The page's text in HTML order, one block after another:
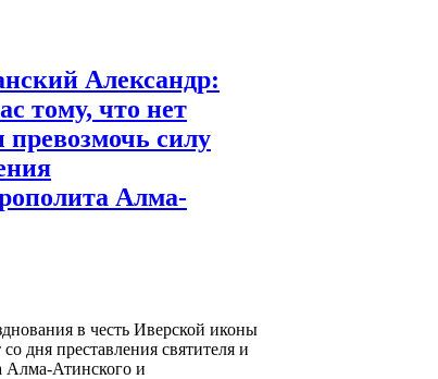
Александр:
тому, что нет
силу
Алма-
в честь Иверской иконы
дня преставления святителя и
Алма-Атинского и